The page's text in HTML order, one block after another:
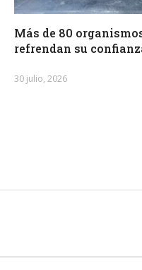
Más de 80
refrendan su
30 julio, 2026